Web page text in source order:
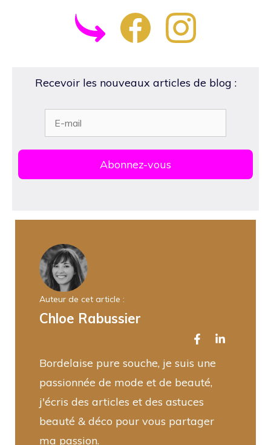
Recevoir les nouveaux articles de blog :
Auteur de cet article :
Chloe Rabussier
Bordelaise pure souche, je suis une
passionnée de mode et de beauté,
j'écris des articles et des astuces
beauté & déco pour vous partager
ma passion.